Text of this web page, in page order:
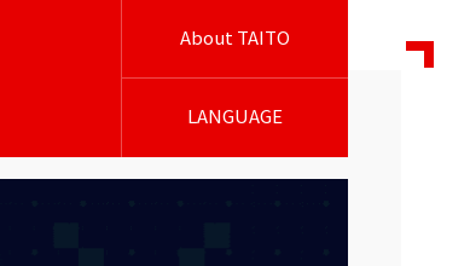
About TAITO
LANGUAGE